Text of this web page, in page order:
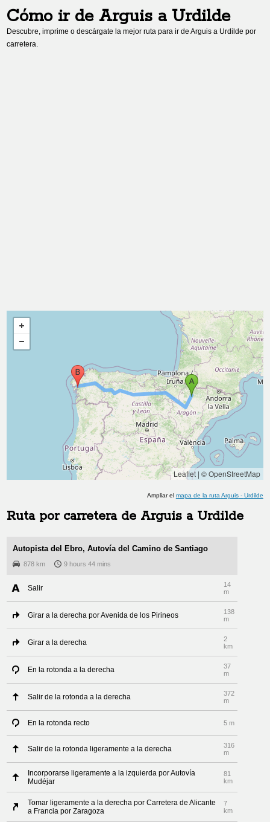
Cómo ir de Arguis a Urdilde
Descubre, imprime o descárgate la mejor ruta para ir deArguis a Urdilde por
carretera.
Leaflet| © OpenStreetMap
Ampliar el mapa de la ruta Arguis- Urdilde
Ruta por carretera de Arguis a Urdilde
Autopista del Ebro, Autovía del Camino de Santiago
878 km 9 hours 44 mins
Salir
14
m
Girar a la derecha por Avenida de los Pirineos
138
m
Girar a la derecha
2
km
En la rotonda a la derecha
37
m
Salir de la rotonda a la derecha
372
m
En la rotonda recto 5 m
Salir de la rotonda ligeramente a la derecha
316
m
Incorporarse ligeramente a la izquierda por Autovía
Mudéjar
81
km
Tomar ligeramente a la derecha por Carretera de Alicante
a Francia por Zaragoza
7
km